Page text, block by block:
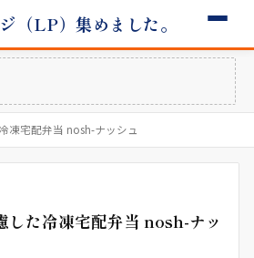
（LP）集めました。
凍宅配弁当 nosh-ナッシュ
した冷凍宅配弁当 nosh-ナッ